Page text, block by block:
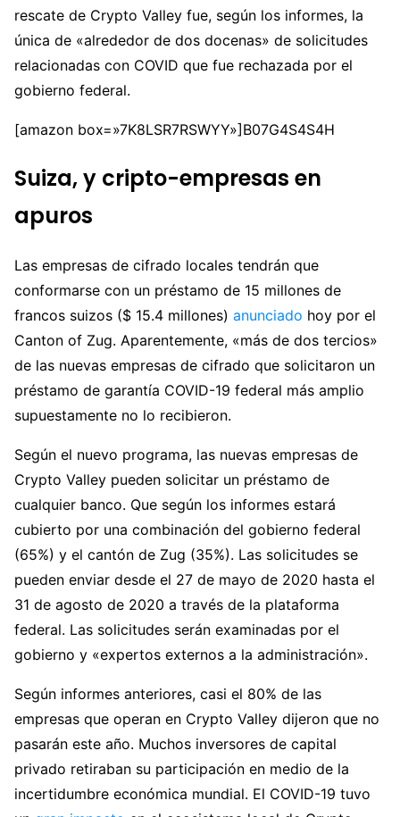
rescate de Crypto Valley fue, según los informes, la
única de «alrededor de dos docenas» de solicitudes
relacionadas con COVID que fue rechazada por el
gobierno federal.
[amazon box=»7K8LSR7RSWYY»]B07G4S4S4H
Suiza, y cripto-empresas en
apuros
Las empresas de cifrado locales tendrán que
conformarse con un préstamo de 15 millones de
francos suizos ($ 15.4 millones) anunciado hoy por el
Canton of Zug. Aparentemente, «más de dos tercios»
de las nuevas empresas de cifrado que solicitaron un
préstamo de garantía COVID-19 federal más amplio
supuestamente no lo recibieron.
Según el nuevo programa, las nuevas empresas de
Crypto Valley pueden solicitar un préstamo de
cualquier banco. Que según los informes estará
cubierto por una combinación del gobierno federal
(65%) y el cantón de Zug (35%). Las solicitudes se
pueden enviar desde el 27 de mayo de 2020 hasta el
31 de agosto de 2020 a través de la plataforma
federal. Las solicitudes serán examinadas por el
gobierno y «expertos externos a la administración».
Según informes anteriores, casi el 80% de las
empresas que operan en Crypto Valley dijeron que no
pasarán este año. Muchos inversores de capital
privado retiraban su participación en medio de la
incertidumbre económica mundial. El COVID-19 tuvo